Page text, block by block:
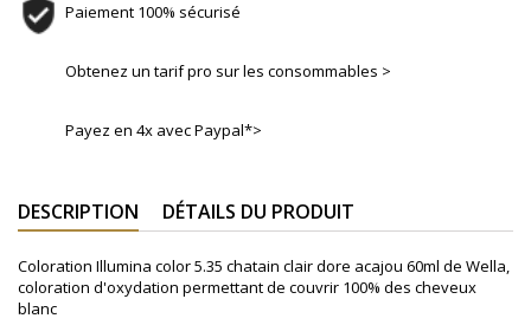
Paiement 100% sécurisé
Obtenez un tarif pro sur les consommables >
Payez en 4x avec Paypal*>
DESCRIPTION DÉTAILS DU PRODUIT
Coloration Illumina color 5.35 chatain clair dore acajou 60ml de Wella,
coloration d'oxydation permettant de couvrir 100% des cheveux
blanc